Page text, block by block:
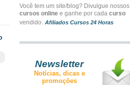
Você tem um site/blog? Divulgue nossos
cursos online e ganhe por cada curso
vendido. Afiliados Cursos 24 Horas
Newsletter
Notícias, dicas e
promoções